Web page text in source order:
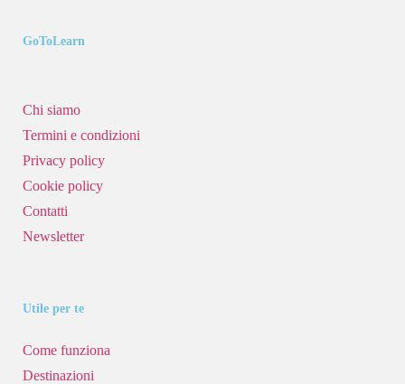
GoToLearn
Chi siamo
Termini e condizioni
Privacy policy
Cookie policy
Contatti
Newsletter
Utile per te
Come funziona
Destinazioni